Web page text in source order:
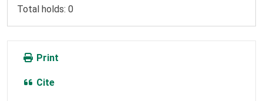
Total holds: 0
Print
Cite